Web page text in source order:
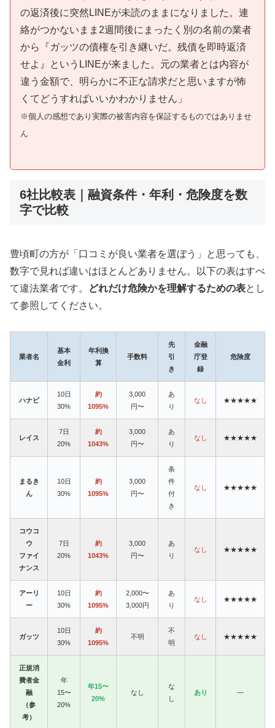
の返済後に突然LINEが未読のままになりました。連
絡がつかないまま2週間後にまったく別の名前の業者
から『ガッツの債権を引き継いだ。残債を即時返済
せよ』というLINEが来ました。元の業者とは内容が
違う金額で、明らかに不正な請求だと思いますが怖
くてどうすればいいかわかりません」
※個人の感想であり実際の被害内容を保証するものではありませ
ん
6社比較表｜融資条件・年利・危険度を数
字で比較
豊頃町の方が「口コミが良い業者を選ぼう」と思っても、
数字で見れば違いはほとんどありません。以下の表はすべ
て違法業者です。
どれだけ危険かを理解するための表とし
て参照してください。
業者名
基本
金利
年利換
算
手数料
先
引
き
金融
庁登
録
危険度
ハナビ
10日
30%
約
1095%
3,000
円〜
あ
り
なし ★★★★★
レイス
7日
20%
約
1043%
3,000
円〜
あ
り
なし ★★★★★
まるき
ん
10日
30%
約
1095%
3,000
円〜
条
件
付
き
なし ★★★★★
コウコ
ウ
ファイ
ナンス
7日
20%
約
1043%
3,000
円〜
あ
り
なし ★★★★★
アーリ
ー
10日
30%
約
1095%
2,000〜
3,000円
あ
り
なし ★★★★★
ガッツ
10日
30%
約
1095%
不明
不
明
なし ★★★★★
正規消
費者金
融
（参
考）
年
15〜
20%
年15〜
20%
なし
な
し
あり —